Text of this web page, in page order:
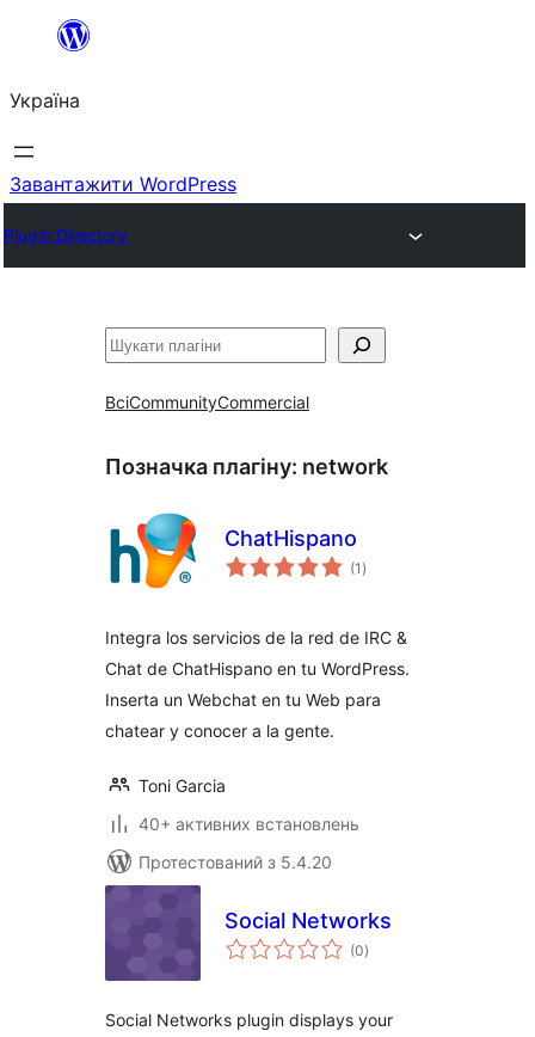
Перейти
вмісту
Україна
Завантажити WordPress
Plugin Directory
Пошук
ВсіCommunityCommercial
Позначка плагіну: network
ChatHispano
(1 загальний
рейтинг
)
Integra los servicios de la red de IRC &
Chat de ChatHispano en tu WordPress.
Inserta un Webchat en tu Web para
chatear y conocer a la gente.
Toni Garcia
40+ активних встановлень
Протестований з 5.4.20
Social Networks
(0загальний
рейтинг
)
Social Networks plugin displays your